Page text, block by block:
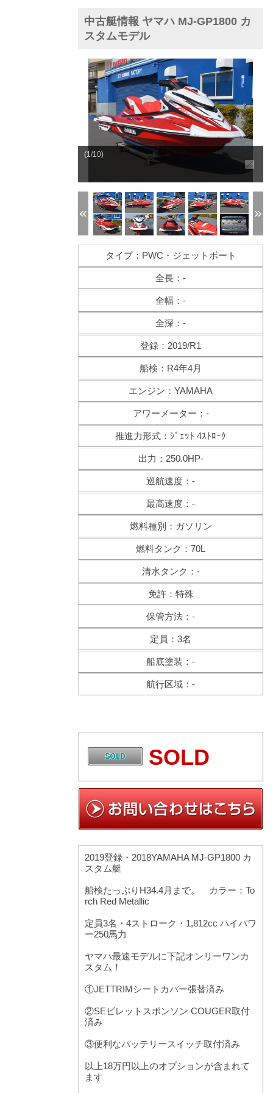
中古艇情報 ヤマハ MJ-GP1800 カ
スタムモデル
(1/10)
タイプ：PWC・ジェットボート
全長：-
全幅：-
全深：-
登録：2019/R1
船検：R4年4月
エンジン：YAMAHA
アワーメーター：-
推進力形式：ｼﾞｪｯﾄ 4ｽﾄﾛｰｸ
出力：250.0HP-
巡航速度：-
最高速度：-
燃料種別：ガソリン
燃料タンク：70L
清水タンク：-
免許：特殊
保管方法：-
定員：3名
船底塗装：-
航行区域：-
SOLD
2019登録・2018YAMAHA MJ-GP1800 カ
スタム艇
船検たっぷりH34.4月まで。 カラー：To
rch Red Metallic
定員3名・4ストローク・1,812cc ハイパワ
ー250馬力
ヤマハ最速モデルに下記オンリーワンカ
スタム！
①JETTRIMシートカバー張替済み
②SEビレットスポンソン COUGER取付
済み
③便利なバッテリースイッチ取付済み
以上18万円以上のオプションが含まれて
ます